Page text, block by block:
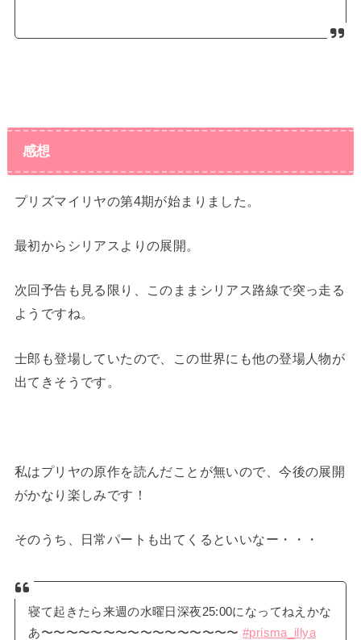
感想
プリズマイリヤの第4期が始まりました。
最初からシリアスよりの展開。
次回予告も見る限り、このままシリアス路線で突っ走る
ようですね。
士郎も登場していたので、この世界にも他の登場人物が
出てきそうです。
私はプリヤの原作を読んだことが無いので、今後の展開
がかなり楽しみです！
そのうち、日常パートも出てくるといいなー・・・
寝て起きたら来週の水曜日深夜25:00になってねえかな
あ〜〜〜〜〜〜〜〜〜〜〜〜〜〜〜〜#prisma_illya